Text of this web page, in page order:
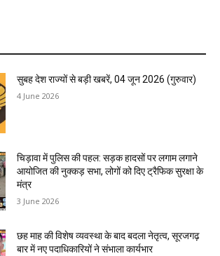
सुबह देश राज्यों से बड़ी खबरें, 04 जून 2026 (गुरुवार)
4 June 2026
चिड़ावा में पुलिस की पहल: सड़क हादसों पर लगाम लगाने
आयोजित की नुक्कड़ सभा, लोगों को दिए ट्रैफिक सुरक्षा के
मंत्र
3 June 2026
छह माह की विशेष व्यवस्था के बाद बदला नेतृत्व, सूरजगढ़
बार में नए पदाधिकारियों ने संभाला कार्यभार